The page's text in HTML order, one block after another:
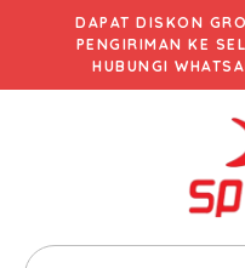
DAPAT DISKON
PENGIRIMAN KE
HUBUNGI